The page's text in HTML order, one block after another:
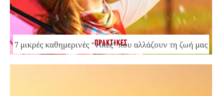
ΠΡΑΚΤΙΚΕΣ
7 μικρές καθημερινές “νίκες” που αλλάζουν τη ζωή μας